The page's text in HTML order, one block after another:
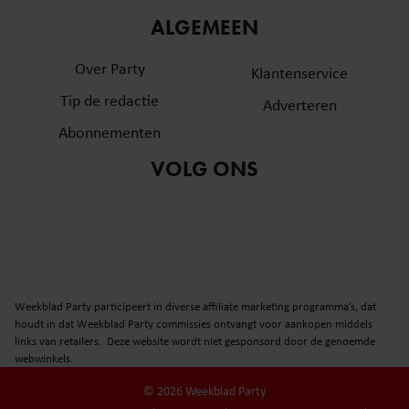
ALGEMEEN
Over Party
Tip de redactie
Abonnementen
Klantenservice
Adverteren
VOLG ONS
Weekblad Party participeert in diverse affiliate marketing programma’s, dat
houdt in dat Weekblad Party commissies ontvangt voor aankopen middels
links van retailers. Deze website wordt niet gesponsord door de genoemde
webwinkels.
© 2026 Weekblad Party